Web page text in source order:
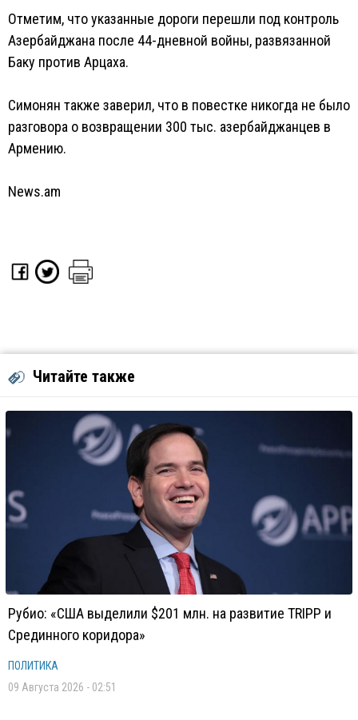
Отметим, что указанные дороги перешли под контроль
Азербайджана после 44-дневной войны, развязанной
Баку против Арцаха.
Симонян также заверил, что в повестке никогда не было
разговора о возвращении 300 тыс. азербайджанцев в
Армению.
News.am
Читайте также
Рубио: «США выделили $201 млн. на развитие TRIPP и
Срединного коридора»
ПОЛИТИКА
09 Августа 2026 - 02:51